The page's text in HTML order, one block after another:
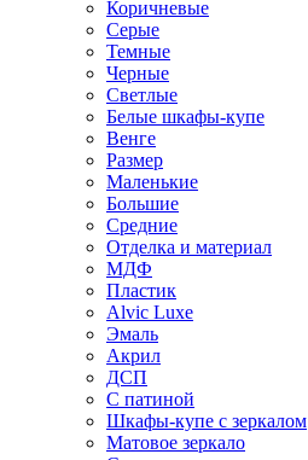
Коричневые
Серые
Темные
Черные
Светлые
Белые шкафы-купе
Венге
Размер
Маленькие
Большие
Средние
Отделка и материал
МДФ
Пластик
Alvic Luxe
Эмаль
Акрил
ДСП
С патиной
Шкафы-купе с зеркалом
Матовое зеркало